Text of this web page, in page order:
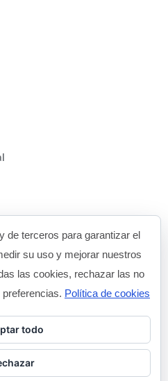
de terceros para garantizar el
su uso y mejorar nuestros
las cookies, rechazar las no
Política de cookies
todo